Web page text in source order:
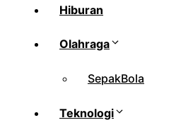
Hiburan
Olahraga
SepakBola
Teknologi